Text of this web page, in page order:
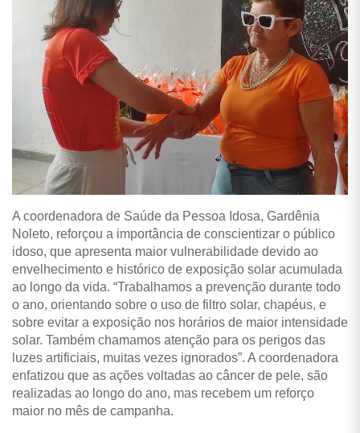
A coordenadora de Saúde da Pessoa Idosa, Gardênia
Noleto, reforçou a importância de conscientizar o público
idoso, que apresenta maior vulnerabilidade devido ao
envelhecimento e histórico de exposição solar acumulada
ao longo da vida. “Trabalhamos a prevenção durante todo
o ano, orientando sobre o uso de filtro solar, chapéus, e
sobre evitar a exposição nos horários de maior intensidade
solar. Também chamamos atenção para os perigos das
luzes artificiais, muitas vezes ignorados”. A coordenadora
enfatizou que as ações voltadas ao câncer de pele, são
realizadas ao longo do ano, mas recebem um reforço
maior no mês de campanha.